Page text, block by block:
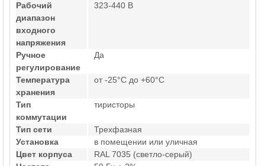
Рабочий
диапазон
входного
напряжения
323-440 В
Ручное
регулирование
Да
Температура
хранения
от -25°C до +60°C
Тип
коммутации
тиристоры
Тип сети
Трехфазная
Установка
в помещении или уличная
Цвет корпуса
RAL 7035 (светло-серый)